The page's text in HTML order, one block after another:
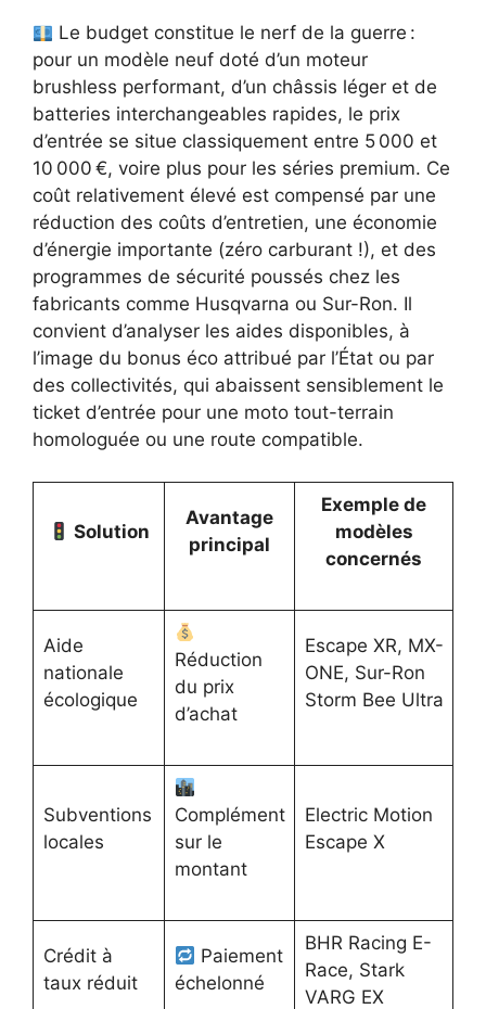
Le budget constitue le nerf de la guerre :
pour un modèle neuf doté d’un moteur
brushless performant, d’un châssis léger et de
batteries interchangeables rapides, le prix
d’entrée se situe classiquement entre 5 000 et
10 000 €, voire plus pour les séries premium. Ce
coût relativement élevé est compensé par une
réduction des coûts d’entretien, une économie
d’énergie importante (zéro carburant !), et des
programmes de sécurité poussés chez les
fabricants comme Husqvarna ou Sur-Ron. Il
convient d’analyser les aides disponibles, à
l’image du bonus éco attribué par l’État ou par
des collectivités, qui abaissent sensiblement le
ticket d’entrée pour une moto tout-terrain
homologuée ou une route compatible.
Solution
Avantage
principal
Exemple de
modèles
concernés
Aide
nationale
écologique
Réduction
du prix
d’achat
Escape XR, MX-
ONE, Sur-Ron
Storm Bee Ultra
Subventions
locales
Complément
sur le
montant
Electric Motion
Escape X
Crédit à
taux réduit
Paiement
échelonné
BHR Racing E-
Race, Stark
VARG EX